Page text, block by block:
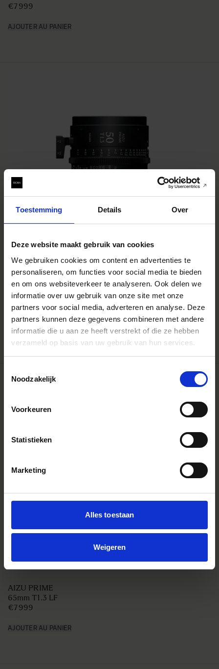
Toestemming Details Over
Deze website maakt gebruik van cookies
We gebruiken cookies om content en advertenties te
personaliseren, om functies voor social media te bieden
en om ons websiteverkeer te analyseren. Ook delen we
informatie over uw gebruik van onze site met onze
partners voor social media, adverteren en analyse. Deze
partners kunnen deze gegevens combineren met andere
informatie die u aan ze heeft verstrekt of die ze hebben
verzameld op basis van uw gebruik van hun services.
Noodzakelijk
Voorkeuren
Statistieken
Marketing
Alles toestaan
Weigeren
€7 999
AJOUTER AU PANIER
AIZU PRIME
50mm T1.3 LF
€7 999
AJOUTER AU PANIER
AIZU PRIME
65mm T1.3 LF
€7 999
AJOUTER AU PANIER